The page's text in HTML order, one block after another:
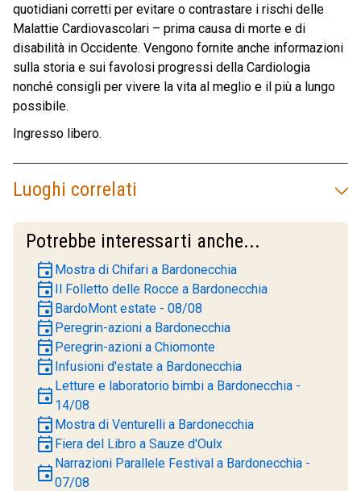
quotidiani corretti per evitare o contrastare i rischi delle
Malattie Cardiovascolari – prima causa di morte e di
disabilità in Occidente. Vengono fornite anche informazioni
sulla storia e sui favolosi progressi della Cardiologia
nonché consigli per vivere la vita al meglio e il più a lungo
possibile.
Ingresso libero.
Luoghi correlati
Potrebbe interessarti anche...
event Mostra di Chifari a Bardonecchia
event Il Folletto delle Rocce a Bardonecchia
event BardoMont estate - 08/08
event Peregrin-azioni a Bardonecchia
event Peregrin-azioni a Chiomonte
event Infusioni d'estate a Bardonecchia
event Letture e laboratorio bimbi a Bardonecchia -
14/08
event Mostra di Venturelli a Bardonecchia
event Fiera del Libro a Sauze d'Oulx
event Narrazioni Parallele Festival a Bardonecchia -
07/08